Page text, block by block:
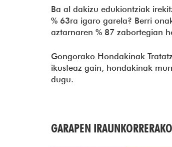
Ba al dakizu edukiontziak
% 63ra igaro garela? Berri
aztarnaren % 87 zabortegian
Gongorako Hondakinak
ikusteaz gain, hondakinak
dugu.
GARAPEN